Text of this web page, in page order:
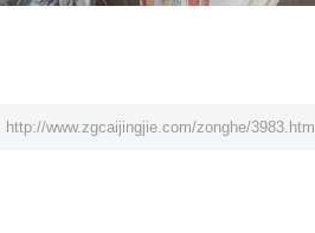
http://www.zgcaijingjie.com/zonghe/3983.html